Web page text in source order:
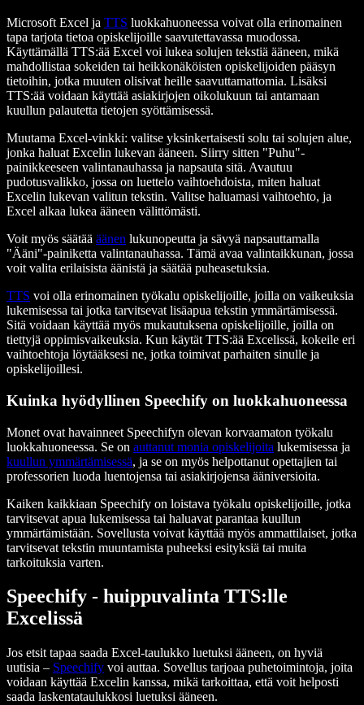
Microsoft Excel ja TTS luokkahuoneessa voivat olla erinomainen
tapa tarjota tietoa opiskelijoille saavutettavassa muodossa.
Käyttämällä TTS:ää Excel voi lukea solujen tekstiä ääneen, mikä
mahdollistaa sokeiden tai heikkonäköisten opiskelijoiden pääsyn
tietoihin, jotka muuten olisivat heille saavuttamattomia. Lisäksi
TTS:ää voidaan käyttää asiakirjojen oikolukuun tai antamaan
kuullun palautetta tietojen syöttämisessä.
Muutama Excel-vinkki: valitse yksinkertaisesti solu tai solujen alue,
jonka haluat Excelin lukevan ääneen. Siirry sitten "Puhu"-
painikkeeseen valintanauhassa ja napsauta sitä. Avautuu
pudotusvalikko, jossa on luettelo vaihtoehdoista, miten haluat
Excelin lukevan valitun tekstin. Valitse haluamasi vaihtoehto, ja
Excel alkaa lukea ääneen välittömästi.
Voit myös säätää äänen lukunopeutta ja sävyä napsauttamalla
"Ääni"-painiketta valintanauhassa. Tämä avaa valintaikkunan, jossa
voit valita erilaisista äänistä ja säätää puheasetuksia.
TTS voi olla erinomainen työkalu opiskelijoille, joilla on vaikeuksia
lukemisessa tai jotka tarvitsevat lisäapua tekstin ymmärtämisessä.
Sitä voidaan käyttää myös mukautuksena opiskelijoille, joilla on
tiettyjä oppimisvaikeuksia. Kun käytät TTS:ää Excelissä, kokeile eri
vaihtoehtoja löytääksesi ne, jotka toimivat parhaiten sinulle ja
opiskelijoillesi.
Kuinka hyödyllinen Speechify on luokkahuoneessa
Monet ovat havainneet Speechifyn olevan korvaamaton työkalu
luokkahuoneessa. Se on auttanut monia opiskelijoita lukemisessa ja
kuullun ymmärtämisessä, ja se on myös helpottanut opettajien tai
professorien luoda luentojensa tai asiakirjojensa ääniversioita.
Kaiken kaikkiaan Speechify on loistava työkalu opiskelijoille, jotka
tarvitsevat apua lukemisessa tai haluavat parantaa kuullun
ymmärtämistään. Sovellusta voivat käyttää myös ammattilaiset, jotka
tarvitsevat tekstin muuntamista puheeksi esityksiä tai muita
tarkoituksia varten.
Speechify - huippuvalinta TTS:lle
Excelissä
Jos etsit tapaa saada Excel-taulukko luetuksi ääneen, on hyviä
uutisia – Speechify voi auttaa. Sovellus tarjoaa puhetoimintoja, joita
voidaan käyttää Excelin kanssa, mikä tarkoittaa, että voit helposti
saada laskentataulukkosi luetuksi ääneen.